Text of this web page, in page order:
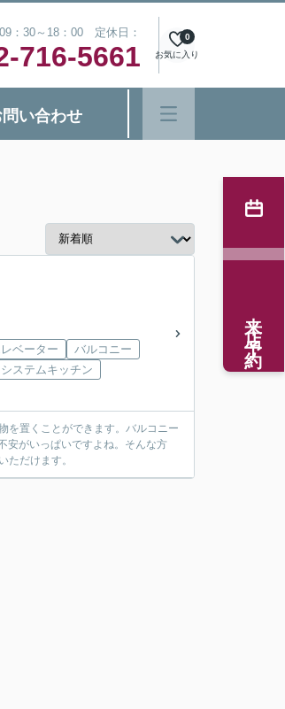
：30～18：00 定休日：
716-5661 お気に入り
0
問い合わせ
ベーター
バルコニー
システムキッチン
を置くことができます。バルコニー
安がいっぱいですよね。そんな方
ただけます。
来店予約